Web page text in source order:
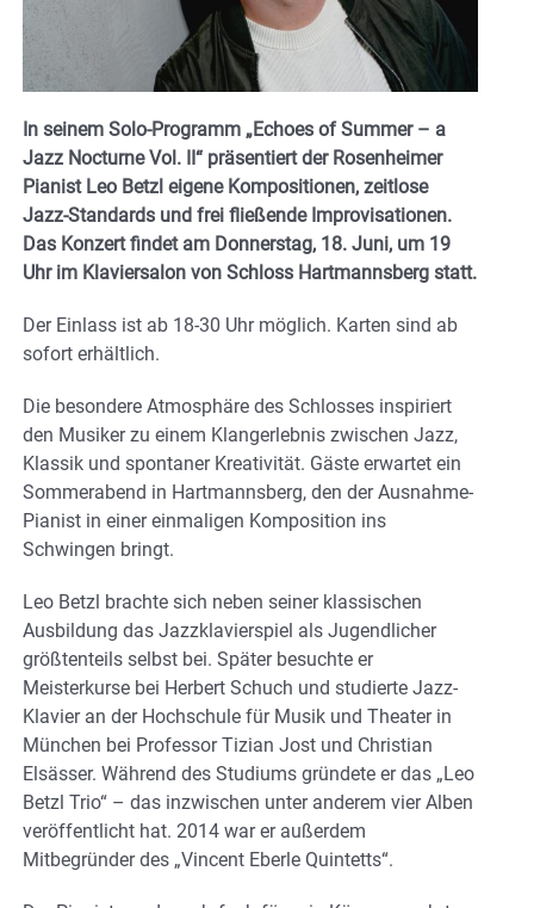
In seinem Solo-Programm „Echoes of Summer – a
Jazz Nocturne Vol. II“ präsentiert der Rosenheimer
Pianist Leo Betzl eigene Kompositionen, zeitlose
Jazz-Standards und frei fließende Improvisationen.
Das Konzert findet am Donnerstag, 18. Juni, um 19
Uhr im Klaviersalon von Schloss Hartmannsberg statt.
Der Einlass ist ab 18-30 Uhr möglich. Karten sind ab
sofort erhältlich.
Die besondere Atmosphäre des Schlosses inspiriert
den Musiker zu einem Klangerlebnis zwischen Jazz,
Klassik und spontaner Kreativität. Gäste erwartet ein
Sommerabend in Hartmannsberg, den der Ausnahme-
Pianist in einer einmaligen Komposition ins
Schwingen bringt.
Leo Betzl brachte sich neben seiner klassischen
Ausbildung das Jazzklavierspiel als Jugendlicher
größtenteils selbst bei. Später besuchte er
Meisterkurse bei Herbert Schuch und studierte Jazz-
Klavier an der Hochschule für Musik und Theater in
München bei Professor Tizian Jost und Christian
Elsässer. Während des Studiums gründete er das „Leo
Betzl Trio“ – das inzwischen unter anderem vier Alben
veröffentlicht hat. 2014 war er außerdem
Mitbegründer des „Vincent Eberle Quintetts“.